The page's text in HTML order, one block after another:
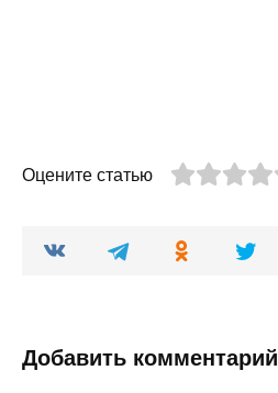
Оцените статью
Добавить комментарий